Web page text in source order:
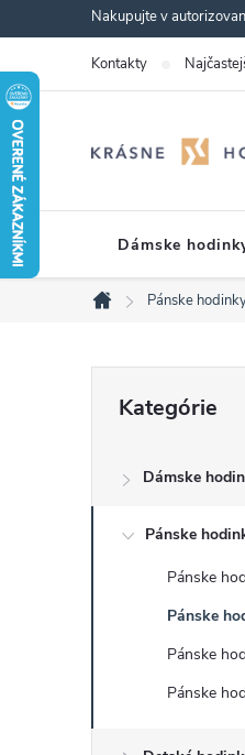
na
obsah
Nakupujte v
Kontakty
Dámske
Domov
Pánske
č
a
kategórie
Kategórie
Dámske
Pánske
Pánske
Pánske
Pánske
Pánske